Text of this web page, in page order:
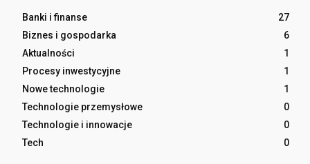
Banki i finanse
27
Biznes i gospodarka
6
Aktualności
1
Procesy inwestycyjne
1
Nowe technologie
1
Technologie przemysłowe
0
Technologie i innowacje
0
Tech
0